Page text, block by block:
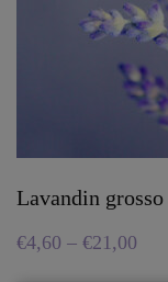
Lavandin grosso
€4,60 – €21,00